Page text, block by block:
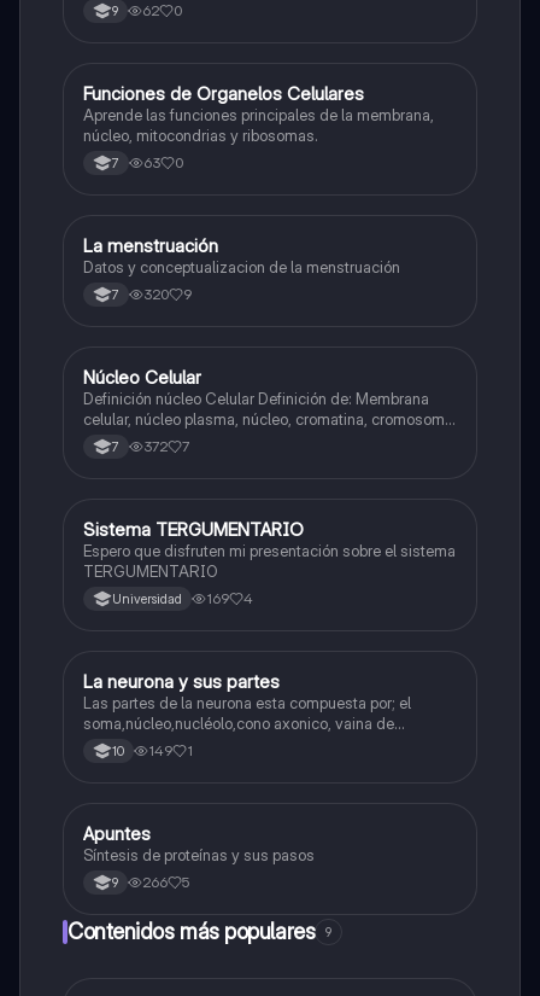
9 62 0
FBiologia
Funciones de Organelos Celulares
Aprende las funciones principales de la membrana,
núcleo, mitocondrias y ribosomas.
7 63 0
Biologia
La menstruación
Datos y conceptualizacion de la menstruación
7 320 9
Biologia
Núcleo Celular
Definición núcleo Celular Definición de: Membrana
celular, núcleo plasma, núcleo, cromatina, cromosoma
Interfase Fases de la interfase
7 372 7
Biologia
Sistema TERGUMENTARIO
Espero que disfruten mi presentación sobre el sistema
TERGUMENTARIO
Universidad 169 4
Biologia
La neurona y sus partes
Las partes de la neurona esta compuesta por; el
soma,núcleo,nucléolo,cono axonico, vaina de
mielina,celula schwan,núcleo de schwann,nódulo de
Ranvier,terminal axonico Arborizacion terminal, botón
10 149 1
Biologia
Apuntes
Síntesis de proteínas y sus pasos
9 266 5
Contenidos más populares 9